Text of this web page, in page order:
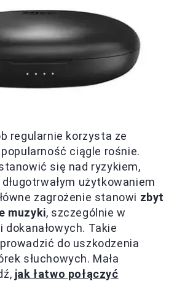
regularnie korzysta ze
ciągle rośnie.
się nad ryzykiem,
użytkowaniem
zagrożenie stanowi zbyt
muzyki, szczególnie w
dokanałowych. Takie
do uszkodzenia
słuchowych. Mała
jak łatwo połączyć